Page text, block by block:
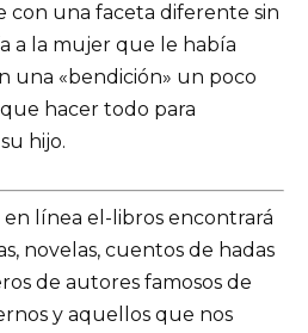
con una faceta diferente sin
a la mujer que le había
una «bendición» un poco
hacer todo para
hijo.
línea el-libros encontrará
novelas, cuentos de hadas
de autores famosos de
y aquellos que nos